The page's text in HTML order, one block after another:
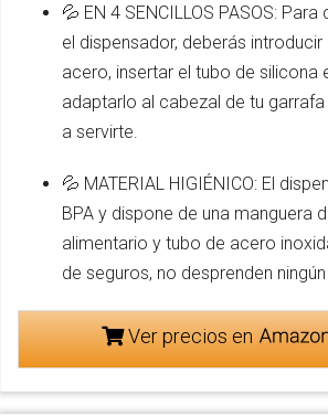
💦 EN 4 SENCILLOS PASOS:
el dispensador, deberás
acero, insertar el tubo de silicona
adaptarlo al cabezal de tu garrafa
a servirte.
💦 MATERIAL HIGIÉNICO: El
BPA y dispone de una manguera
alimentario y tubo de acero
de seguros, no desprenden
Ver precios en